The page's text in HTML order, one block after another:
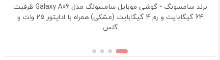
برند سامسونگ - گوشی موبایل سامسونگ مدل Galaxy A06 ظرفیت
64 گیگابایت و رم 4 گیگابایت (مشکی) همراه با اداپتور 25 وات و
گلس